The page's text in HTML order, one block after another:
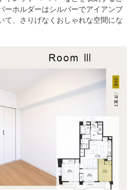
ーホルダーはシルバーでアイアンブ
て、さりげなくおしゃれな空間にな